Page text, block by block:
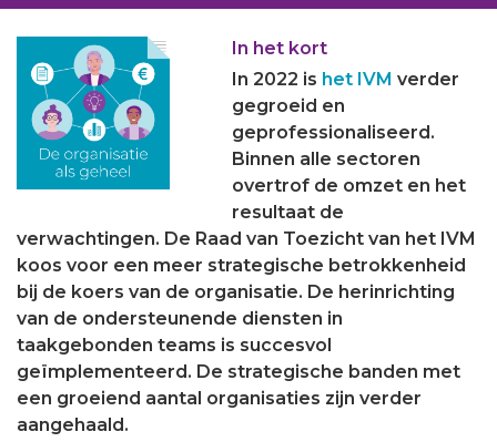
Actueel
Contact
Winkelwagentje
Aanmelden nieuwsbrief
Inloggen
Toegang leeromgeving
In het kort
In 2022 is het IVM verder
gegroeid en
geprofessionaliseerd.
Binnen alle sectoren
overtrof de omzet en het
resultaat de
verwachtingen. De Raad van Toezicht van het IVM
koos voor een meer strategische betrokkenheid
bij de koers van de organisatie. De herinrichting
van de ondersteunende diensten in
taakgebonden teams is succesvol
geïmplementeerd. De strategische banden met
een groeiend aantal organisaties zijn verder
aangehaald.